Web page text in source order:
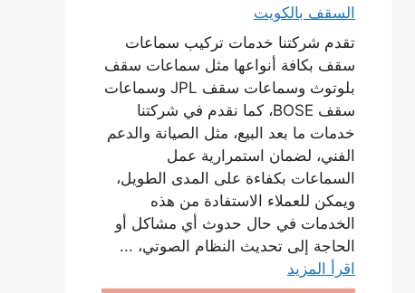
السقف بالكويت
تقدم شركتنا خدمات تركيب سماعات
سقف بكافة أنواعها مثل سماعات سقف
بلوتوث وسماعات سقف JPL وسماعات
سقف BOSE، كما نقدم في شركتنا
خدمات ما بعد البيع، مثل الصيانة والدعم
الفني، لضمان استمرارية عمل
السماعات بكفاءة على المدى الطويل،
ويمكن للعملاء الاستفادة من هذه
الخدمات في حال حدوث أي مشاكل أو
الحاجة إلى تحديث النظام الصوتي، ...
اقرأ المزيد